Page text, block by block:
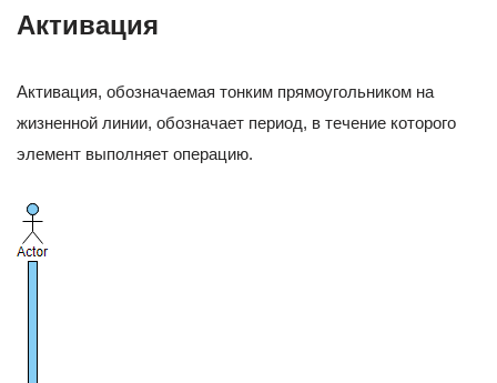
Активация
Активация, обозначаемая тонким прямоугольником на
жизненной линии, обозначает период, в течение которого
элемент выполняет операцию.